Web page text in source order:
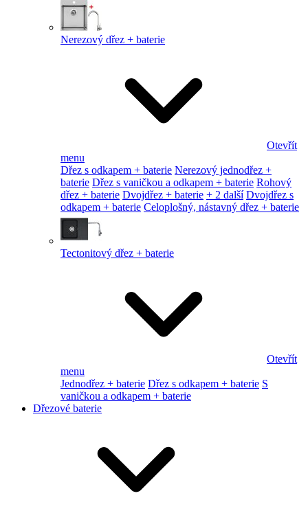
Nerezový dřez + baterie
Otevřít
menu
Dřez s odkapem + baterie Nerezový jednodřez +
baterie Dřez s vaničkou a odkapem + baterie Rohový
dřez + baterie Dvojdřez + baterie + 2 další Dvojdřez s
odkapem + baterie Celoplošný, nástavný dřez + baterie
Tectonitový dřez + baterie
Otevřít
menu
Jednodřez + baterie Dřez s odkapem + baterie S
vaničkou a odkapem + baterie
Dřezové baterie